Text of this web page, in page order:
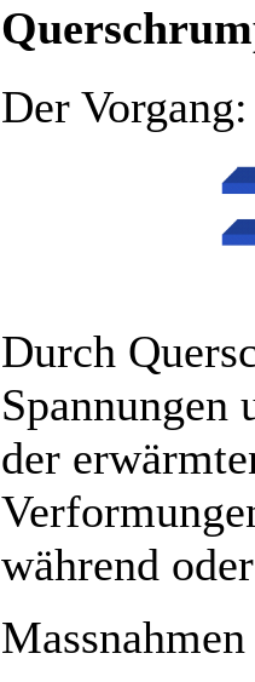
Der Vorgang:
Durch
Spannungen
der
während